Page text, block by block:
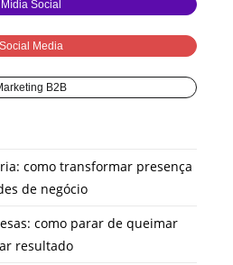
Mídia Social
Social Media
B2B
como transformar presença
de negócio
como parar de queimar
resultado